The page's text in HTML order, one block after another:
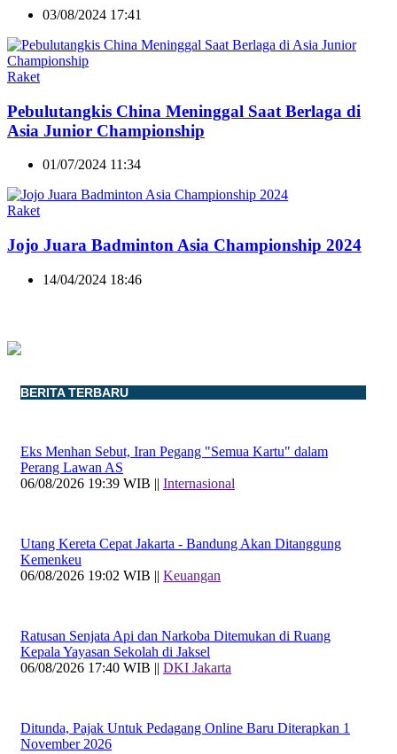
03/08/2024 17:41
Raket
Pebulutangkis China Meninggal Saat Berlaga di
Asia Junior Championship
01/07/2024 11:34
Raket
Jojo Juara Badminton Asia Championship 2024
14/04/2024 18:46
BERITA TERBARU
Eks Menhan Sebut, Iran Pegang "Semua Kartu" dalam
Perang Lawan AS
06/08/2026 19:39 WIB || Internasional
Utang Kereta Cepat Jakarta - Bandung Akan Ditanggung
Kemenkeu
06/08/2026 19:02 WIB || Keuangan
Ratusan Senjata Api dan Narkoba Ditemukan di Ruang
Kepala Yayasan Sekolah di Jaksel
06/08/2026 17:40 WIB || DKI Jakarta
Ditunda, Pajak Untuk Pedagang Online Baru Diterapkan 1
November 2026